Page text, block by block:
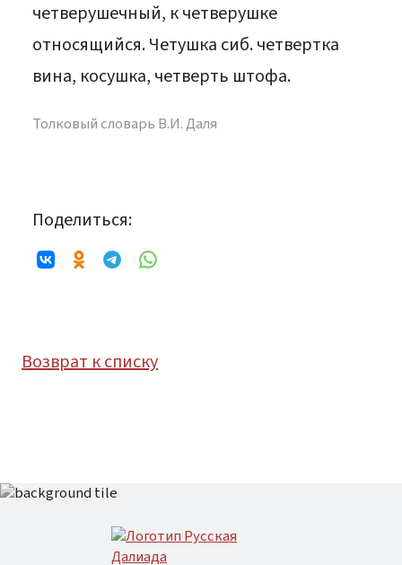
четверушечный, к четверушке
относящийся. Четушка сиб. четвертка
вина, косушка, четверть штофа.
Толковый словарь В.И. Даля
Поделиться:
Возврат к списку